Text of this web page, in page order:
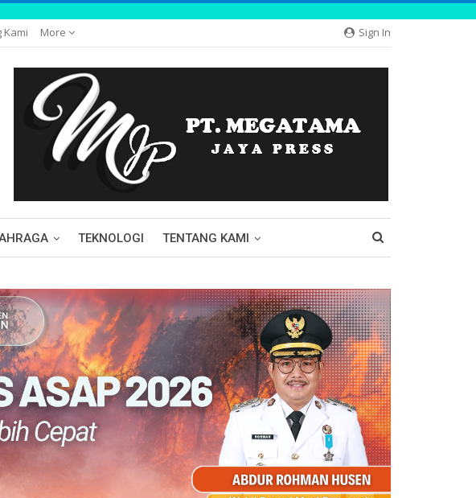
Sign In
Kami More
TEKNOLOGI TENTANG KAMI